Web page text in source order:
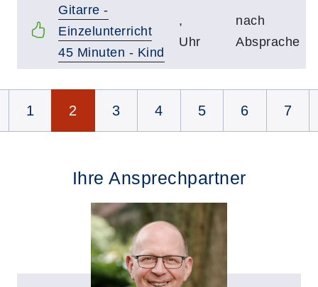
Gitarre -
Einzelunterricht
45 Minuten - Kind
,
Uhr
nach
Absprache
1 2 3 4 5 6 7
Ihre Ansprechpartner